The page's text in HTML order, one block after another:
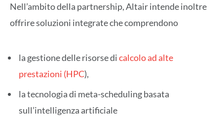
Nell’ambito della partnership, Altair intende inoltre
offrire soluzioni integrate che comprendono
la gestione delle risorse dicalcolo ad alte
prestazioni (HPC),
la tecnologia di meta-scheduling basata
sull’intelligenza artificiale